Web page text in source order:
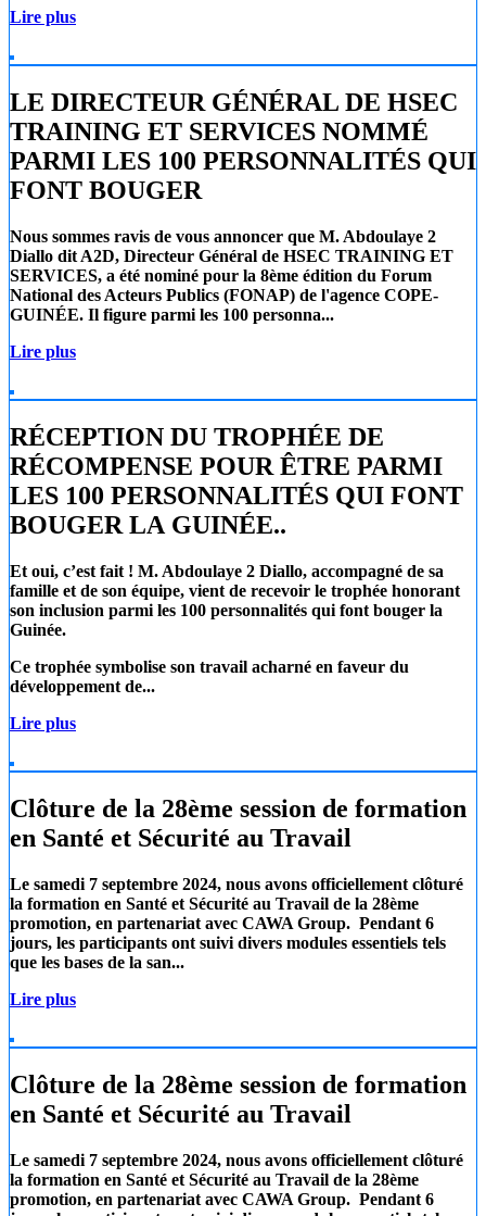
Lire plus
LE DIRECTEUR GÉNÉRAL DE HSEC
TRAINING ET SERVICES NOMMÉ
PARMI LES 100 PERSONNALITÉS QUI
FONT BOUGER
Nous sommes ravis de vous annoncer que M. Abdoulaye 2
Diallo dit A2D, Directeur Général de HSEC TRAINING ET
SERVICES, a été nominé pour la 8ème édition du Forum
National des Acteurs Publics (FONAP) de l'agence COPE-
GUINÉE. Il figure parmi les 100 personna...
Lire plus
RÉCEPTION DU TROPHÉE DE
RÉCOMPENSE POUR ÊTRE PARMI
LES 100 PERSONNALITÉS QUI FONT
BOUGER LA GUINÉE..
Et oui, c’est fait ! M. Abdoulaye 2 Diallo, accompagné de sa
famille et de son équipe, vient de recevoir le trophée honorant
son inclusion parmi les 100 personnalités qui font bouger la
Guinée.
Ce trophée symbolise son travail acharné en faveur du
développement de...
Lire plus
Clôture de la 28ème session de formation
en Santé et Sécurité au Travail
Le samedi 7 septembre 2024, nous avons officiellement clôturé
la formation en Santé et Sécurité au Travail de la 28ème
promotion, en partenariat avec CAWA Group. Pendant 6
jours, les participants ont suivi divers modules essentiels tels
que les bases de la san...
Lire plus
Clôture de la 28ème session de formation
en Santé et Sécurité au Travail
Le samedi 7 septembre 2024, nous avons officiellement clôturé
la formation en Santé et Sécurité au Travail de la 28ème
promotion, en partenariat avec CAWA Group. Pendant 6